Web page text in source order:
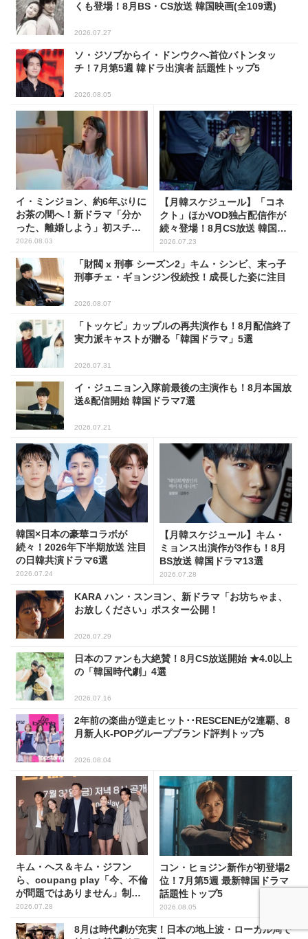
くも登場！8月BS・CS放送 韓国映画(全109選)
2026.07.27
ソ・ジソブからイ・ドンウクへ首位バトンタッ
チ！7月第5週 韓ドラ出演者 話題性トップ5
2026.08.05
イ・ミンジョン、約6年ぶりに
お茶の間へ！新ドラマ「分か
った、離婚しよう」初スチー
ル公開
2026.08.03
【月韓スケジュール】「コネ
クト」ほかVOD独占配信作が
続々登場！8月CS放送 韓国ド
ラマ(全66選)
2026.07.23
「財閥 x 刑事 シーズン2」キム・シンビ、末っ子
刑事チェ・ギョンジン役続投！成長した姿に注目
2026.08.07
「トッケビ」カップルの再共演作も！8月配信終了
実力派キャストが贈る「韓国ドラマ」5選
2026.07.31
イ・ジュニョン入隊前最後の主演作も！8月本国放
送&配信開始 韓国ドラマ7選
2026.07.21
韓国×日本の豪華コラボが
続々！2026年下半期放送 注目
の日韓共演ドラマ6選
2026.07.24
【月韓スケジュール】キム・
ミョンス出演作が3作も！8月
BS放送 韓国ドラマ13選
2026.07.28
KARA ハン・スンヨン、新ドラマ「お坊ちゃま、
お放しください」ポスター公開！
2026.07.29
日本のファンも大絶賛！8月CS放送開始 ★4.0以上
の「韓国時代劇」4選
2026.07.16
2年前の楽曲が逆走ヒット･･RESCENEが2連覇、8
月新人K-POPグループブランド評判トップ5
2026.08.04
キム・ヘス＆キム・ジフン
ら、coupang play「今、不倫
が問題ではありません」制作
発表会に出席！(PHOTO15枚)
2026.07.28
コン・ヒョジン新作が初登場2
位！7月第5週 最新韓国ドラマ
話題性トップ5
2026.08.05
8月は時代劇が充実！日本の地上波・ローカル局で